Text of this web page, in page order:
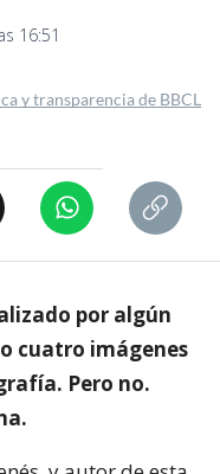
16:51
y transparencia de BBCL
por algún
cuatro imágenes
Pero no.